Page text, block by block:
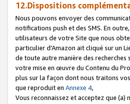
12.Dispositions
Nous pouvons envoyer des
notifications push et des SMS. En
utilisateurs de votre Site que nous
particulier d'Amazon ait cliqué sur un
de toute autre manière des
votre mise en œuvre du Contenu du
plus sur la façon dont nous traitons
que reproduit en Annexe 4,
Vous reconnaissez et acceptez que